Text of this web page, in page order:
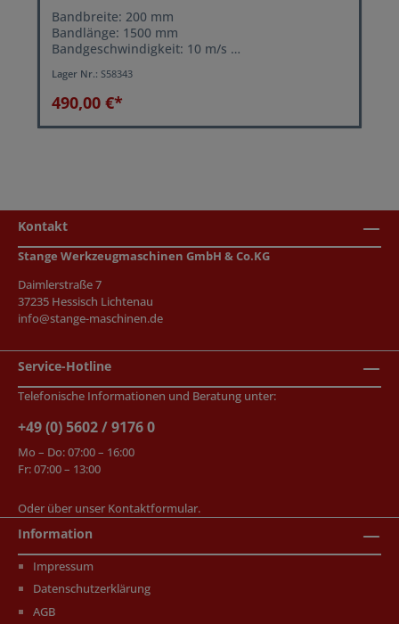
Bandbreite: 200 mm
Bandlänge: 1500 mm
Bandgeschwindigkeit: 10 m/s
Lager Nr.: S58343
490,00 €*
Kontakt
Stange Werkzeugmaschinen GmbH & Co.KG
Daimlerstraße 7
37235 Hessisch Lichtenau
info@stange-maschinen.de
Service-Hotline
Telefonische Informationen und Beratung unter:
+49 (0) 5602 / 9176 0
Mo – Do: 07:00 – 16:00
Fr: 07:00 – 13:00
Oder über unser Kontaktformular.
Information
Impressum
Datenschutzerklärung
AGB